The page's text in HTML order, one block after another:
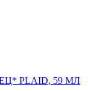
PLAID, 59 МЛ